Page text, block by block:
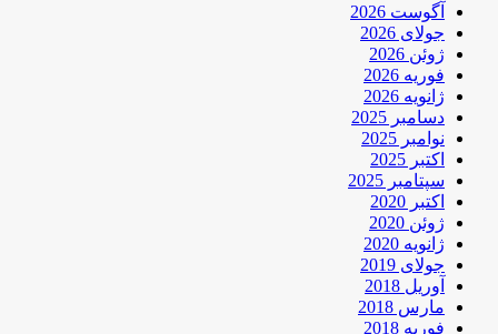
آگوست 2026
جولای 2026
ژوئن 2026
فوریه 2026
ژانویه 2026
دسامبر 2025
نوامبر 2025
اکتبر 2025
سپتامبر 2025
اکتبر 2020
ژوئن 2020
ژانویه 2020
جولای 2019
آوریل 2018
مارس 2018
فوریه 2018